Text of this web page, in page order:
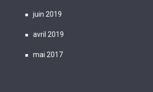
juin 2019
avril 2019
mai 2017